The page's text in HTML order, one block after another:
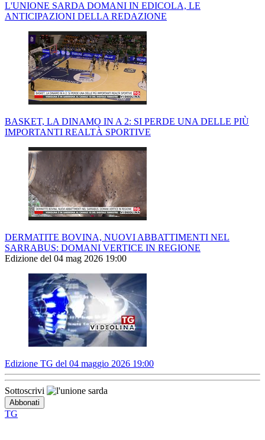
L'UNIONE SARDA DOMANI IN EDICOLA, LE
ANTICIPAZIONI DELLA REDAZIONE
BASKET, LA DINAMO IN A 2: SI PERDE UNA DELLE PIÙ
IMPORTANTI REALTÀ SPORTIVE
DERMATITE BOVINA, NUOVI ABBATTIMENTI NEL
SARRABUS: DOMANI VERTICE IN REGIONE
Edizione del 04 mag 2026 19:00
Edizione TG del 04 maggio 2026 19:00
Sottoscrivi
TG